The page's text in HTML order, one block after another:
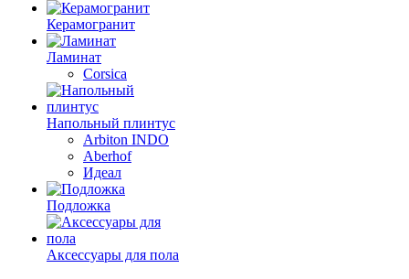
Керамогранит
Ламинат
Corsica
Напольный плинтус
Arbiton INDO
Aberhof
Идеал
Подложка
Аксессуары для пола